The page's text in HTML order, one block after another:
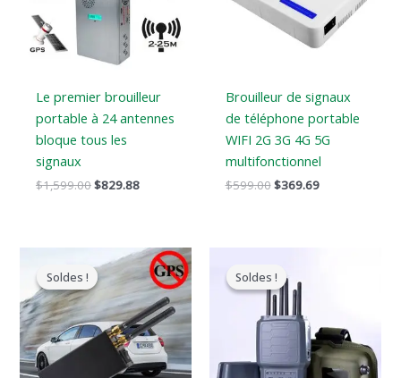
Le premier brouilleur
portable à 24 antennes
bloque tous les
signaux
$1,599.00$829.88
Brouilleur de signaux
de téléphone portable
WIFI 2G 3G 4G 5G
multifonctionnel
$599.00$369.69
Soldes !
Soldes !
prix
original
était
:
$159.00.
Le
prix
actuel
est
:
$89.58.
Soldes !
Soldes !original
était
:
$699.00.$406.69.